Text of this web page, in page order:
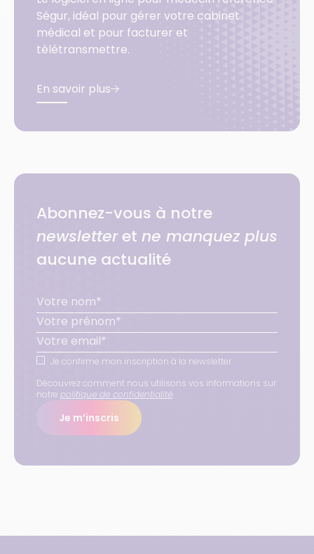
Ségur, idéal pour gérer votre cabinet
médical et pour facturer et
télétransmettre.
En savoir plus
Abonnez-vous à notre
newsletteret ne manquez plus
aucune actualité
Je confirme mon inscription à la newsletter.
Découvrez comment nous utilisons vos informations sur
notre politique de confidentialité
Je m’inscris